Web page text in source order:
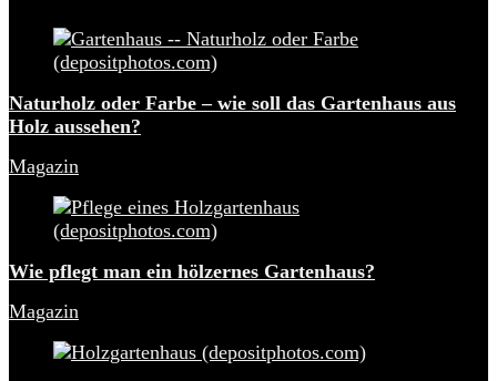
Naturholz oder Farbe – wie soll das Gartenhaus aus
Holz aussehen?
Magazin
Wie pflegt man ein hölzernes Gartenhaus?
Magazin